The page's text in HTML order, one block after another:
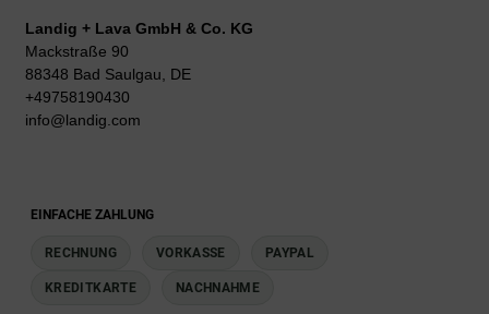
Landig + Lava GmbH & Co. KG
Mackstraße 90
88348 Bad Saulgau, DE
+49758190430
info@landig.com
EINFACHE ZAHLUNG
RECHNUNG VORKASSE PAYPAL
KREDITKARTE NACHNAHME